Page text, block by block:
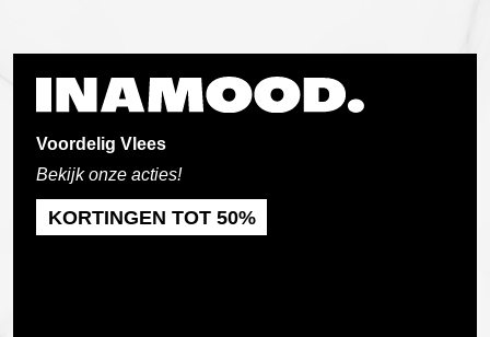
Voordelig Vlees
Bekijk onze acties!
KORTINGEN TOT 50%